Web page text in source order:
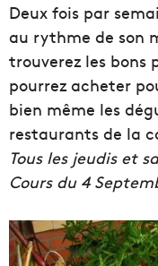
Deux fois par
au rythme de son
trouverez les bons
pourrez acheter
bien même les
restaurants de la
Tous les jeudis et
Cours du 4